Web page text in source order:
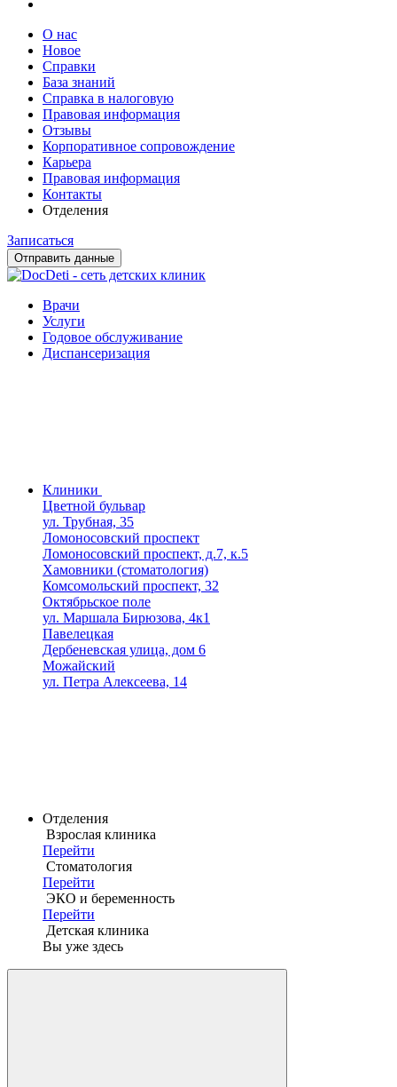
О нас
Новое
Справки
База знаний
Справка в налоговую
Правовая информация
Отзывы
Корпоративное сопровождение
Карьера
Правовая информация
Контакты
Отделения
Записаться
Отправить данные
Врачи
Услуги
Годовое обслуживание
Диспансеризация
Клиники
Цветной бульвар
ул. Трубная, 35
Ломоносовский проспект
Ломоносовский проспект, д.7, к.5
Хамовники (стоматология)
Комсомольский проспект, 32
Октябрьское поле
ул. Маршала Бирюзова, 4к1
Павелецкая
Дербеневская улица, дом 6
Можайский
ул. Петра Алексеева, 14
Отделения
Взрослая клиника
Перейти
Стоматология
Перейти
ЭКО и беременность
Перейти
Детская клиника
Вы уже здесь